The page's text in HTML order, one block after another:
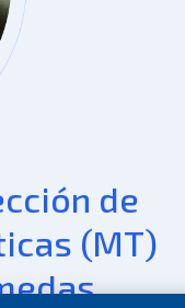
de
(MT)